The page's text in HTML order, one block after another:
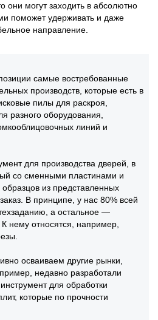
они могут заходить в абсолютно
поможет удерживать и даже
направление.
самые востребованные
производств, которые есть в
пилы для раскроя,
разного оборудования,
линий и
для производства дверей, в
со сменными пластинами и
из представленных
В принципе, у нас 80% всей
а остальное —
нему относятся, например,
осваиваем другие рынки,
недавно разработали
для обработки
которые по прочности